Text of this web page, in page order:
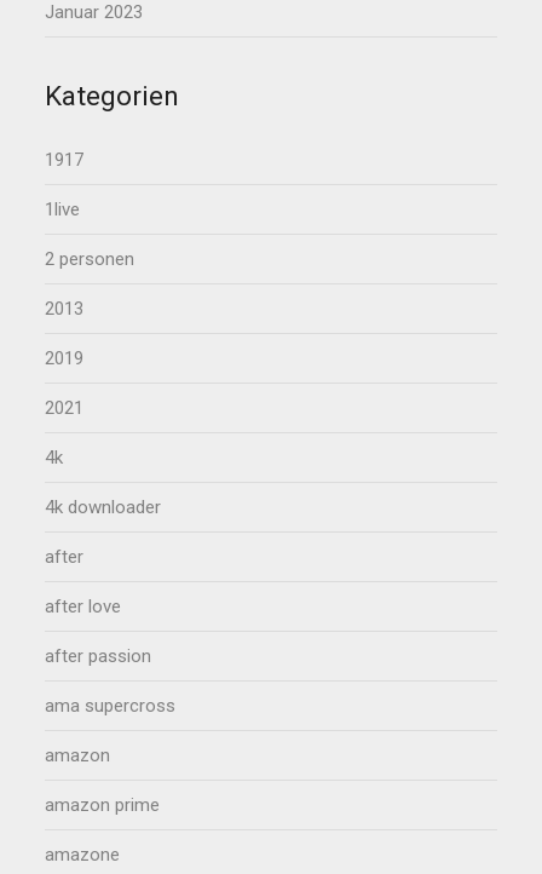
Januar 2023
Kategorien
1917
1live
2 personen
2013
2019
2021
4k
4k downloader
after
after love
after passion
ama supercross
amazon
amazon prime
amazone